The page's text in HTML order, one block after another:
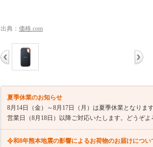
出典： 価格.com
夏季休業のお知らせ
8月14日（金）～8月17日（月）は夏季休業となり
営業日（8月18日）以降ご対応いたします。どうぞよ
令和8年熊本地震の影響によるお荷物のお届けについ